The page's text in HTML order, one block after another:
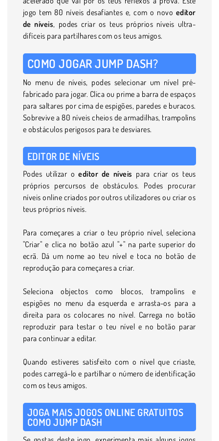
jogo tem 80 níveis desafiantes e, com o novo editor
de níveis, podes criar os teus próprios níveis ultra-
difíceis para partilhares com os teus amigos.
COMO JOGAR JUMP DASH?
No menu de níveis, podes selecionar um nível pré-
fabricado para jogar. Clica ou prime a barra de espaços
para saltares por cima de espigões, paredes e buracos.
Sobrevive a 80 níveis cheios de armadilhas, trampolins
e obstáculos perigosos para te desviares.
EDITOR DE NÍVEIS
Podes utilizar oeditor de níveis para criar os teus
próprios percursos de obstáculos. Podes procurar
níveis online criados por outros utilizadores ou criar os
teus próprios níveis.
Para começares a criar o teu próprio nível, seleciona
"Criar" e clica no botão azul "+" na parte superior do
ecrã. Dá um nome ao teu nível e toca no botão de
reprodução para começares a criar.
Seleciona objectos como blocos, trampolins e
espigões no menu da esquerda e arrasta-os para a
direita para os colocares no nível. Carrega no botão
reproduzir para testar o teu nível e no botão parar
para continuar a editar.
Quando estiveres satisfeito com o nível que criaste,
podes carregá-lo e partilhar o número de identificação
com os teus amigos.
JOGA MAIS JOGOS ONLINE GRATUITOS
COMO JUMP DASH